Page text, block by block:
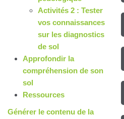
Activités 2 : Tester
vos connaissances
sur les diagnostics
de sol
Approfondir la
compréhension de son
sol
Ressources
Générer le contenu de la